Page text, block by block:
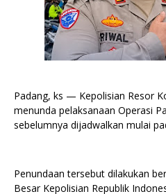
Padang, ks — Kepolisian Resor
menunda pelaksanaan Operasi
sebelumnya dijadwalkan mulai
Penundaan tersebut dilakukan
Besar Kepolisian Republik